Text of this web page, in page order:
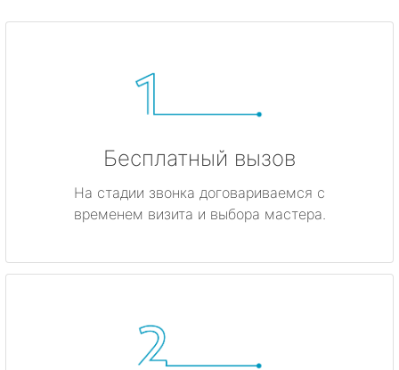
Бесплатный вызов
На стадии звонка договариваемся с
временем визита и выбора мастера.